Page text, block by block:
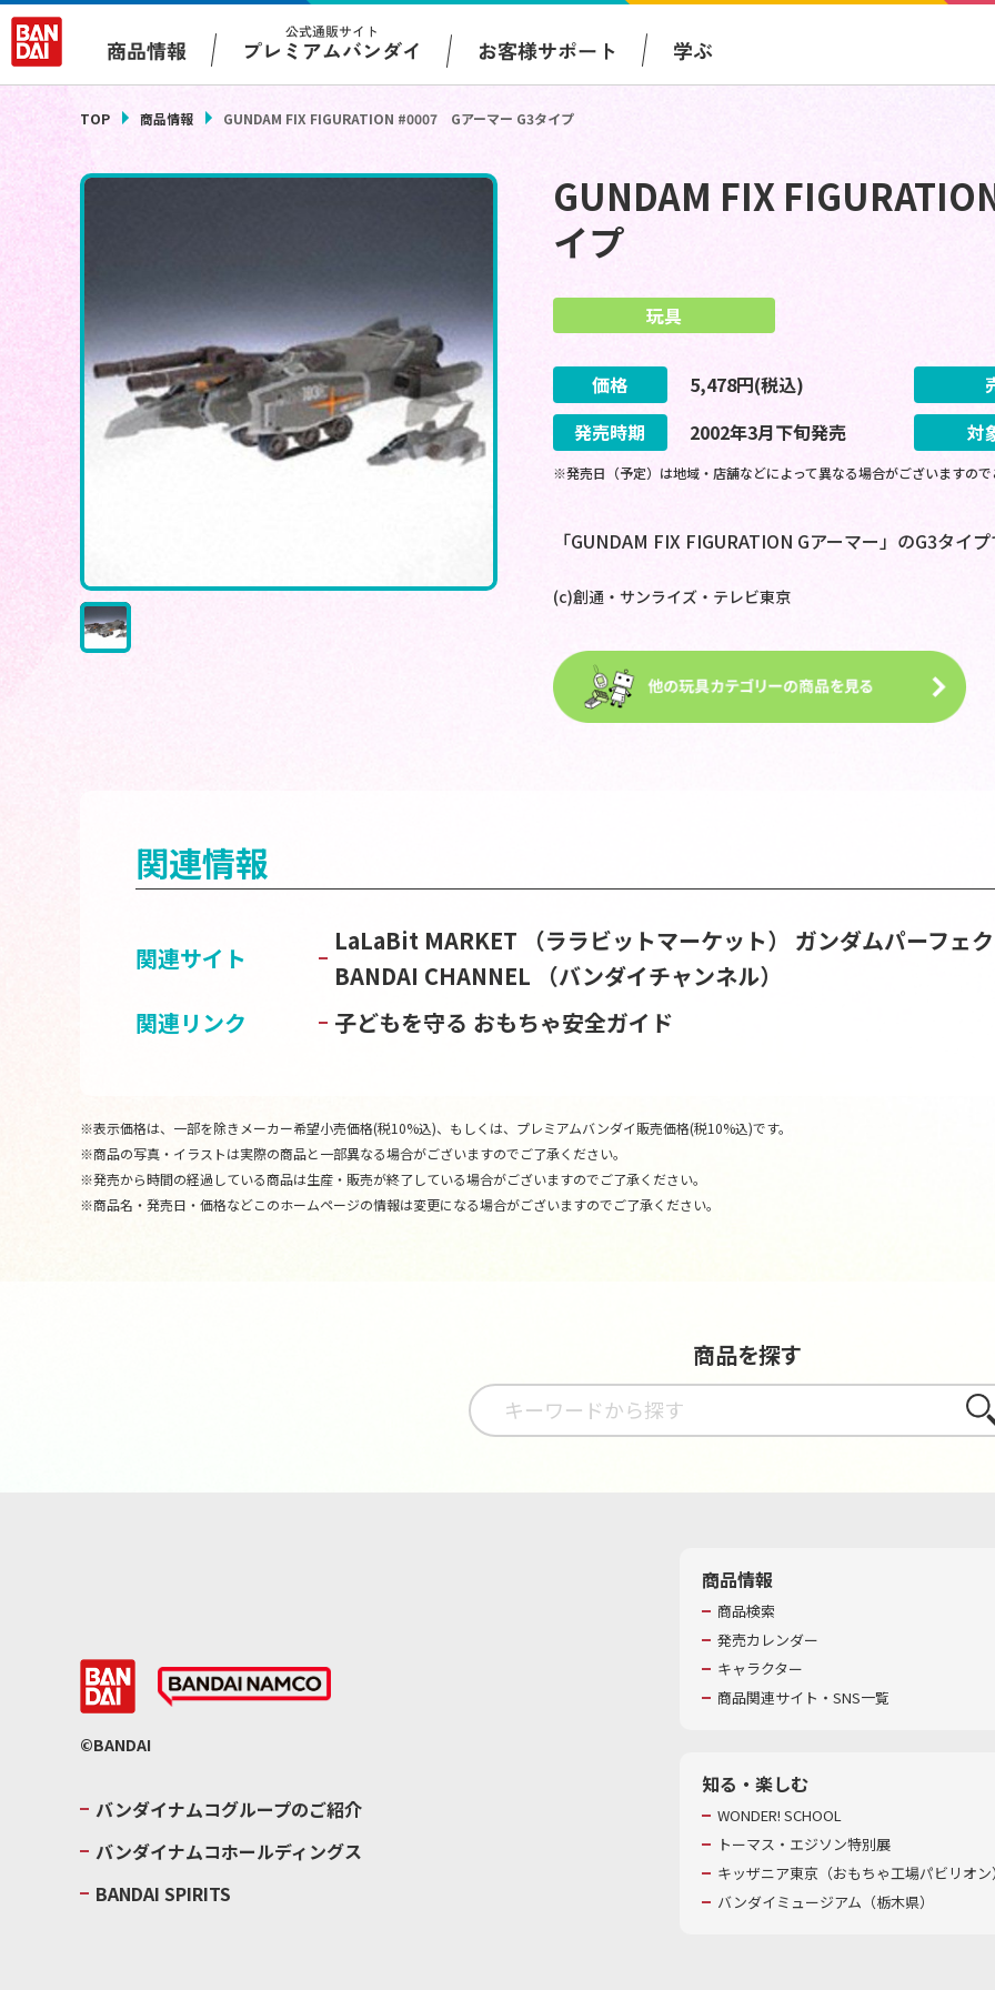
商品情報
公式通販サイト
プレミアムバンダイ お客様サポート 学ぶ
TOP 商品情報 GUNDAM FIX FIGURATION #0007 Gアーマー G3タイプ
GUNDAM FIX
イプ
玩具
価格 5,478円(税込)
発売時期
2002年3月下旬発売 対
※発売日（予定）は地域・店舗などによって異なる場合がございますの
「GUNDAM FIX FIGURATION Gアーマー」のG3タイ
(c)創通・サンライズ・テレビ東京
関連情報
関連サイト
LaLaBit MARKET （ララビットマーケット）
ガンダムパーフェ
BANDAI CHANNEL （バンダイチャンネル）
関連リンク
子どもを守る おもちゃ安全ガイド
※表示価格は、一部を除きメーカー希望小売価格(税10%込)、もしくは、プレミアムバンダイ販売価格(税10%込)です。
※商品の写真・イラストは実際の商品と一部異なる場合がございますのでご了承ください。
※発売から時間の経過している商品は生産・販売が終了している場合がございますのでご了承ください。
※商品名・発売日・価格などこのホームページの情報は変更になる場合がございますのでご了承ください。
商品を探す
さが
©BANDAI
バンダイナムコグループのご紹介
バンダイナムコホールディングス
BANDAI SPIRITS
商品情報
商品検索
発売カレンダー
キャラクター
商品関連サイト・SNS一覧
知る・楽しむ
WONDER! SCHOOL
トーマス・エジソン特別展
キッザニア東京（おもちゃ工場パビリオ
バンダイミュージアム（栃木県）